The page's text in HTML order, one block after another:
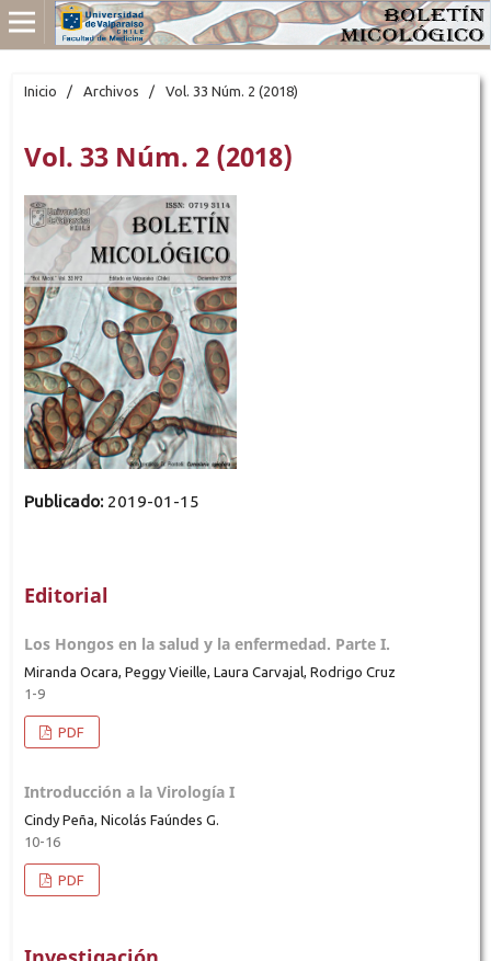
Inicio / Archivos / Vol. 33 Núm. 2 (2018)
Vol. 33 Núm. 2 (2018)
Publicado: 2019-01-15
Editorial
Los Hongos en la salud y la enfermedad. Parte I.
Miranda Ocara, Peggy Vieille, Laura Carvajal, Rodrigo Cruz
1-9
PDF
Introducción a la Virología I
Cindy Peña, Nicolás Faúndes G.
10-16
PDF